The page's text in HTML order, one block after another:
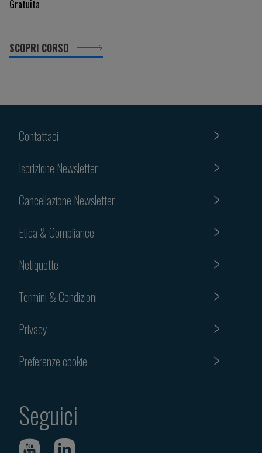
Gratuita
SCOPRI CORSO
Contattaci
Iscrizione Newsletter
Cancellazione Newsletter
Etica & Compliance
Netiquette
Termini & Condizioni
Privacy
Preferenze cookie
Seguici